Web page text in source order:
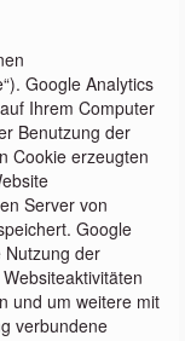
Google Analytics
Ihrem Computer
Benutzung der
Cookie erzeugten
Server von
Google
der
und um weitere mit
verbundene